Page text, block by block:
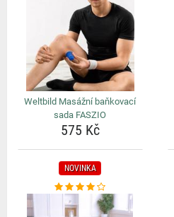
Weltbild Masážní baňkovací
sada FASZIO
575 Kč
NOVINKA